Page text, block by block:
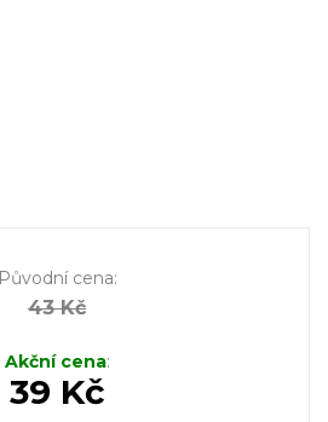
Původní cena:
43 Kč
Akční cena:
39 Kč